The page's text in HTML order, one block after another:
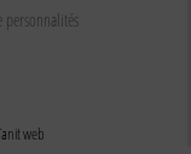
personnalités
web